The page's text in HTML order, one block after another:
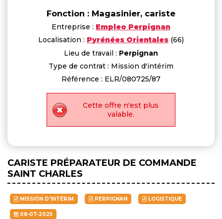
Fonction : Magasinier, cariste
Entreprise : Empleo Perpignan
Localisation : Pyrénées Orientales (66)
Lieu de travail : Perpignan
Type de contrat : Mission d'intérim
Référence : ELR/080725/87
Cette offre n'est plus
valable.
CARISTE PRÉPARATEUR DE COMMANDE
SAINT CHARLES
MISSION D'INTÉRIM PERPIGNAN LOGISTIQUE
08-07-2025